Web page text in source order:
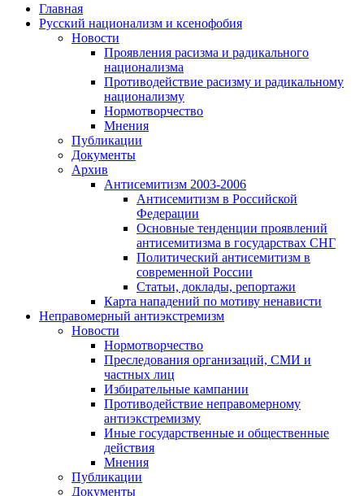
Главная
Русский национализм и ксенофобия
Новости
Проявления расизма и радикального
национализма
Противодействие расизму и радикальному
национализму
Нормотворчество
Мнения
Публикации
Документы
Архив
Антисемитизм 2003-2006
Антисемитизм в Российской
Федерации
Основные тенденции проявлений
антисемитизма в государствах СНГ
Политический антисемитизм в
современной России
Статьи, доклады, репортажи
Карта нападений по мотиву ненависти
Неправомерный антиэкстремизм
Новости
Нормотворчество
Преследования организаций, СМИ и
частных лиц
Избирательные кампании
Противодействие неправомерному
антиэкстремизму
Иные государственные и общественные
действия
Мнения
Публикации
Документы